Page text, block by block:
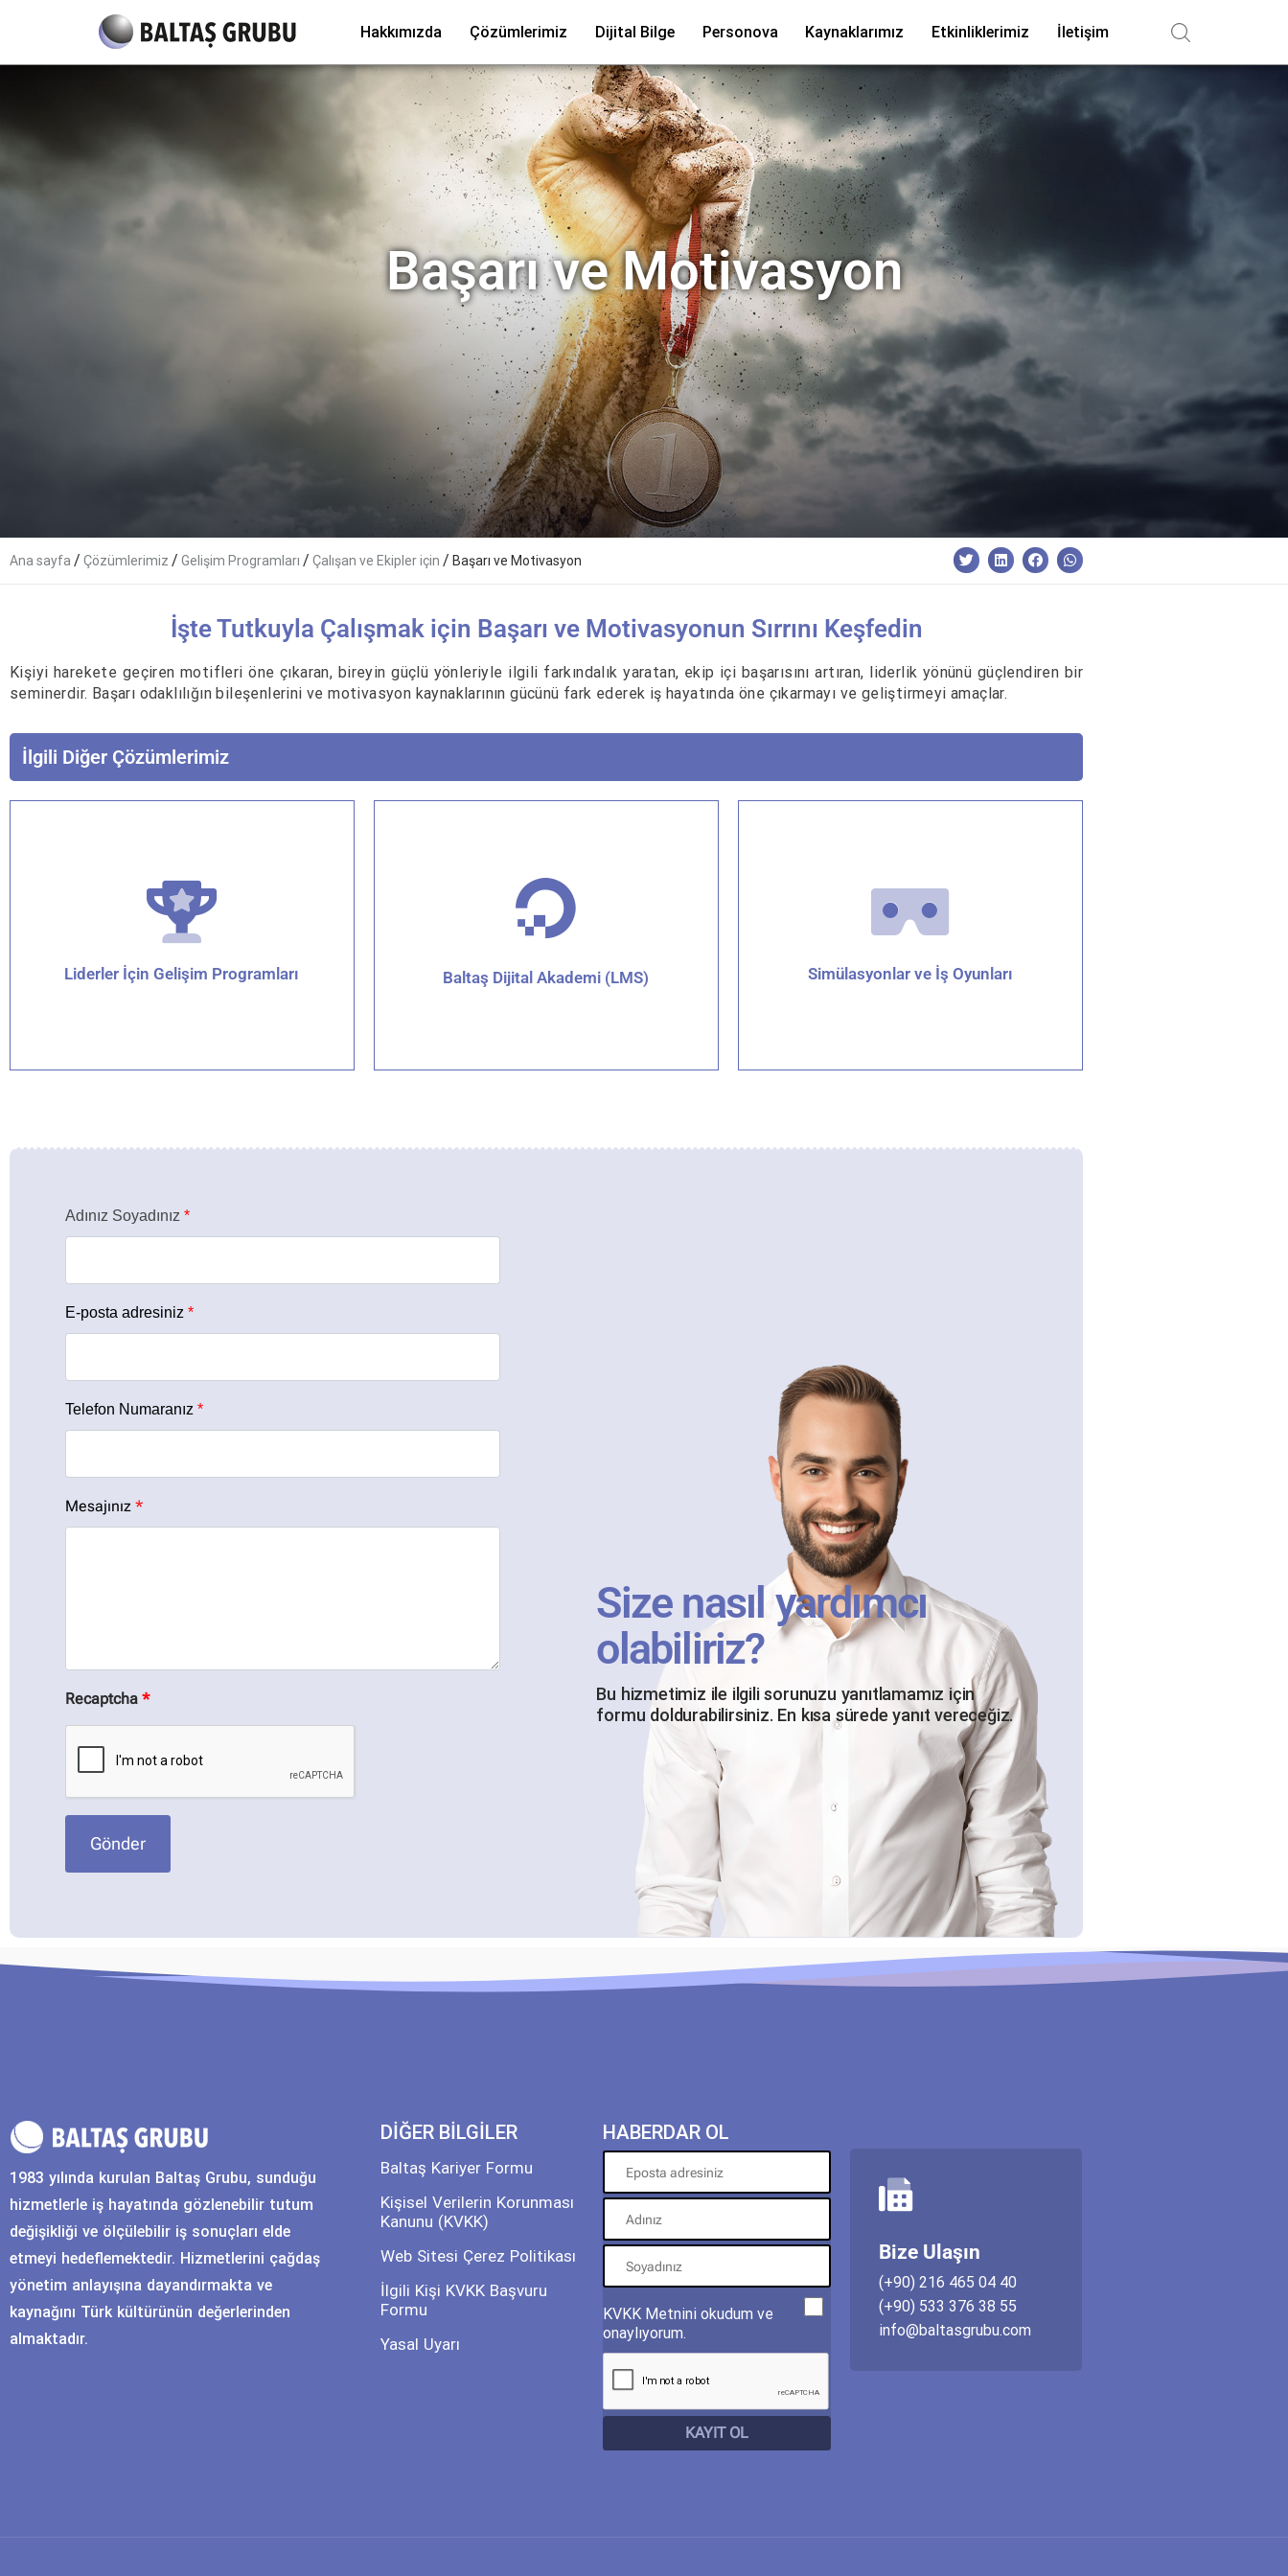
Hakkımızda Çözümlerimiz Dijital Bilge Personova Kaynaklarımız Etkinliklerimiz İletişim
Başarı ve Motivasyon
Ana sayfa / Çözümlerimiz / Gelişim Programları / Çalışan ve Ekipler için / Başarı ve Motivasyon
İşte Tutkuyla Çalışmak için Başarı ve Motivasyonun Sırrını Keşfedin
Kişiyi harekete geçiren motifleri öne çıkaran, bireyin güçlü yönleriyle ilgili farkındalık yaratan, ekip içi başarısını artıran, liderlik yönünü güçlendiren bir
seminerdir. Başarı odaklılığın bileşenlerini ve motivasyon kaynaklarının gücünü fark ederek iş hayatında öne çıkarmayı ve geliştirmeyi amaçlar.
İlgili Diğer Çözümlerimiz
Liderler İçin Gelişim Programları Baltaş Dijital Akademi (LMS) Simülasyonlar ve İş Oyunları
Adınız Soyadınız *
E-posta adresiniz *
Telefon Numaranız *
Mesajınız *
Recaptcha *
Gönder
Size nasıl yardımcı
olabiliriz?
Bu hizmetimiz ile ilgili sorunuzu yanıtlamamız için
formu doldurabilirsiniz. En kısa sürede yanıt vereceğiz.
1983 yılında kurulan Baltaş Grubu, sunduğu
hizmetlerle iş hayatında gözlenebilir tutum
değişikliği ve ölçülebilir iş sonuçları elde
etmeyi hedeflemektedir. Hizmetlerini çağdaş
yönetim anlayışına dayandırmakta ve
kaynağını Türk kültürünün değerlerinden
almaktadır.
DİĞER BİLGİLER
Baltaş Kariyer Formu
Kişisel Verilerin Korunması
Kanunu (KVKK)
Web Sitesi Çerez Politikası
İlgili Kişi KVKK Başvuru
Formu
Yasal Uyarı
HABERDAR OL
KVKK Metnini okudum ve
onaylıyorum.
Bize Ulaşın
(+90) 216 465 04 40
(+90) 533 376 38 55
info@baltasgrubu.com